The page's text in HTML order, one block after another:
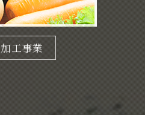
加工事業